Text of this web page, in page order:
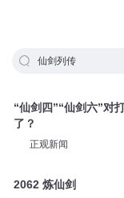
仙剑列传
“仙剑四”“仙剑六”对
了？
正观新闻
2062 炼仙剑